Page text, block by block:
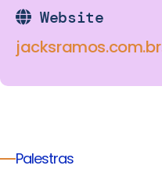
Website
jacksramos.com.br
Palestras